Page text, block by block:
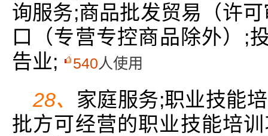
询服务;商品批发贸易（许
口（专营专控商品除外）;
告业;
540人使用
28、 家庭服务;职业技能
批方可经营的职业技能培